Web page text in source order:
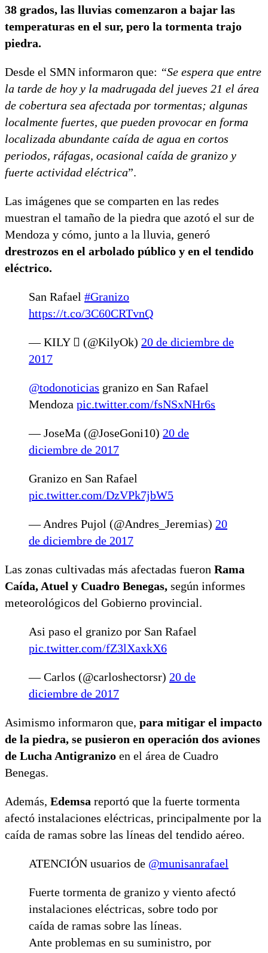
38 grados, las lluvias comenzaron a bajar las
temperaturas en el sur, pero la tormenta trajo
piedra.
Desde el SMN informaron que: “Se espera que entre
la tarde de hoy y la madrugada del jueves 21 el área
de cobertura sea afectada por tormentas; algunas
localmente fuertes, que pueden provocar en forma
localizada abundante caída de agua en cortos
periodos, ráfagas, ocasional caída de granizo y
fuerte actividad eléctrica”.
Las imágenes que se comparten en las redes
muestran el tamaño de la piedra que azotó el sur de
Mendoza y cómo, junto a la lluvia, generó
drestrozos en el arbolado público y en el tendido
eléctrico.
San Rafael #Granizo
https://t.co/3C60CRTvnQ
— KILY  (@KilyOk) 20 de diciembre de
2017
@todonoticias granizo en San Rafael
Mendoza pic.twitter.com/fsNSxNHr6s
— JoseMa (@JoseGoni10) 20 de
diciembre de 2017
Granizo en San Rafael
pic.twitter.com/DzVPk7jbW5
— Andres Pujol (@Andres_Jeremias) 20
de diciembre de 2017
Las zonas cultivadas más afectadas fueron Rama
Caída, Atuel y Cuadro Benegas, según informes
meteorológicos del Gobierno provincial.
Asi paso el granizo por San Rafael
pic.twitter.com/fZ3lXaxkX6
— Carlos (@carloshectorsr) 20 de
diciembre de 2017
Asimismo informaron que, para mitigar el impacto
de la piedra, se pusieron en operación dos aviones
de Lucha Antigranizo en el área de Cuadro
Benegas.
Además, Edemsa reportó que la fuerte tormenta
afectó instalaciones eléctricas, principalmente por la
caída de ramas sobre las líneas del tendido aéreo.
ATENCIÓN usuarios de @munisanrafael
Fuerte tormenta de granizo y viento afectó
instalaciones eléctricas, sobre todo por
caída de ramas sobre las líneas.
Ante problemas en su suministro, por